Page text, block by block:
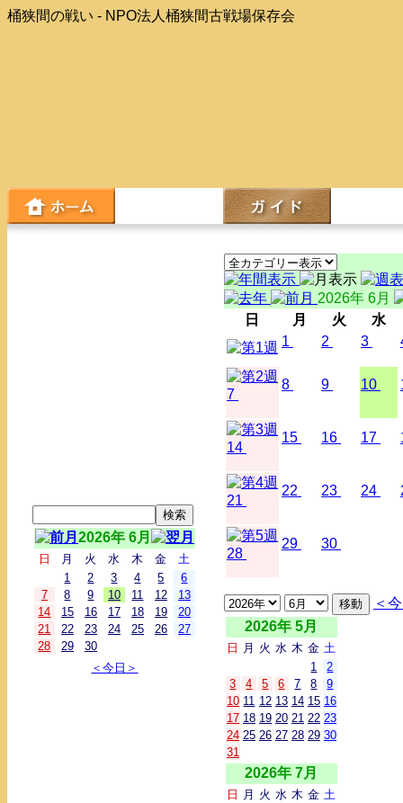
桶狭間の戦い - NPO法人桶狭間古戦場保存会
2026年 6月
日 月 火 水 木 金
土
1
2 3 4 5
6
7
8 9 10 11 12
13
14
15 16 17 18 19
20
21
22 23 24 25 26
27
28
29
30
＜今日＞
2026年 6月
日
月 火
水
1
2 3
7
8 9 10
14
15 16 17
21
22 23 24
28
29 30
＜
2026年 5月
日 月 火 水 木 金 土
1
2
3
4 5 6 7 8
9
10 11 12 13 14 15 16
17 18 19 20 21 22 23
24 25 26 27 28 29 30
31
2026年 7月
日 月 火 水 木 金 土